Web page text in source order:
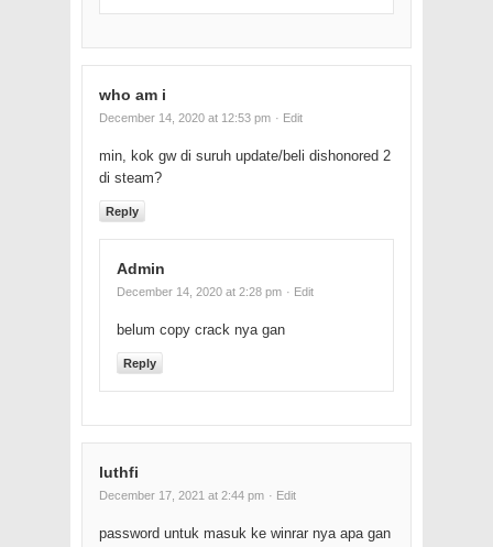
who am i
December 14, 2020 at 12:53 pm · Edit
min, kok gw di suruh update/beli dishonored 2
di steam?
Reply
Admin
December 14, 2020 at 2:28 pm · Edit
belum copy crack nya gan
Reply
luthfi
December 17, 2021 at 2:44 pm · Edit
password untuk masuk ke winrar nya apa gan